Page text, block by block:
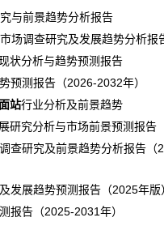
与前景趋势分析报告
市场调查研究及发展趋势分析报
状分析与趋势预测报告
预测报告（2026-2032年）
站行业分析及前景趋势
研究分析与市场前景预测报告
查研究及前景趋势分析报告（
发展趋势预测报告（2025年版
报告（2025-2031年）